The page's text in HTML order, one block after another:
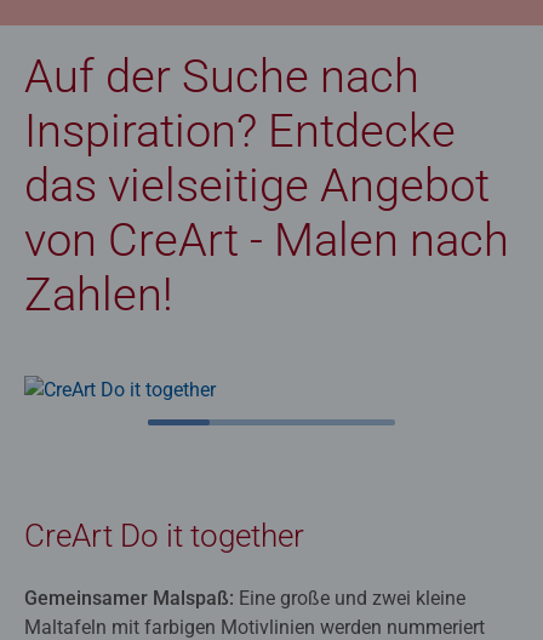
Auf der Suche nach
Inspiration? Entdecke
das vielseitige Angebot
von CreArt - Malen nach
Zahlen!
CreArt Do it together
Gemeinsamer Malspaß: Eine große und zwei kleine
Maltafeln mit farbigen Motivlinien werden nummeriert